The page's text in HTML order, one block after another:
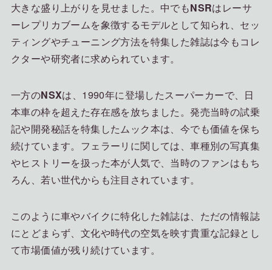
大きな盛り上がりを見せました。中でもNSRはレーサ
ーレプリカブームを象徴するモデルとして知られ、セッ
ティングやチューニング方法を特集した雑誌は今もコレ
クターや研究者に求められています。
一方のNSXは、1990年に登場したスーパーカーで、日
本車の枠を超えた存在感を放ちました。発売当時の試乗
記や開発秘話を特集したムック本は、今でも価値を保ち
続けています。フェラーリに関しては、車種別の写真集
やヒストリーを扱った本が人気で、当時のファンはもち
ろん、若い世代からも注目されています。
このように車やバイクに特化した雑誌は、ただの情報誌
にとどまらず、文化や時代の空気を映す貴重な記録とし
て市場価値が残り続けています。